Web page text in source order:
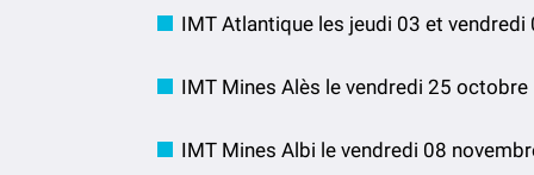
IMT Atlantique les jeudi 03 et
IMT Mines Alès le vendredi 25 octobre
IMT Mines Albi le vendredi 08